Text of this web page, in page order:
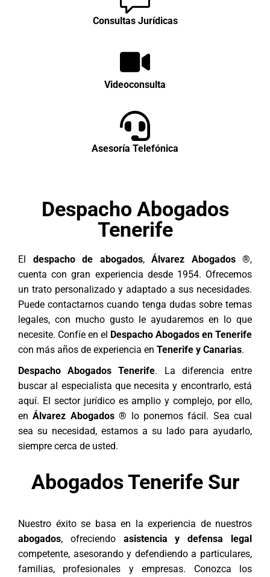
Consultas Jurídicas
Videoconsulta
Asesoría Telefónica
Despacho Abogados
Tenerife
El despacho de abogados, Álvarez Abogados ®,
cuenta con gran experiencia desde 1954. Ofrecemos
un trato personalizado y adaptado a sus necesidades.
Puede contactarnos cuando tenga dudas sobre temas
legales, con mucho gusto le ayudaremos en lo que
necesite. Confíe en el Despacho Abogados en Tenerife
con más años de experiencia en Tenerife y Canarias.
Despacho Abogados Tenerife. La diferencia entre
buscar al especialista que necesita y encontrarlo, está
aquí. El sector jurídico es amplio y complejo, por ello,
enÁlvarez Abogados ® lo ponemos fácil. Sea cual
sea su necesidad, estamos a su lado para ayudarlo,
siempre cerca de usted.
Abogados Tenerife Sur
Nuestro éxito se basa en la experiencia de nuestros
abogados, ofreciendo asistencia y defensa legal
competente, asesorando y defendiendo a particulares,
familias, profesionales y empresas. Conozca los